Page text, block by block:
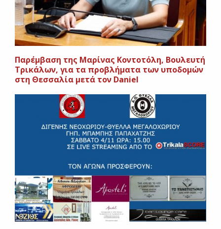
Παρέμβαση της Μαρίνας Κοντοτόλη, Βουλευτή
Τρικάλων, για τα προβλήματα των υποδομών
στη Θεσσαλία μετά τον Daniel